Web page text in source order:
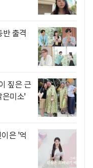
출격
짚은 근
은미소'
은 '억